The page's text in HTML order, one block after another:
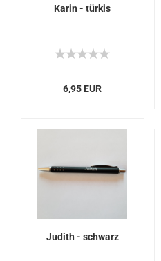
Karin - türkis
6,95 EUR
Judith - schwarz